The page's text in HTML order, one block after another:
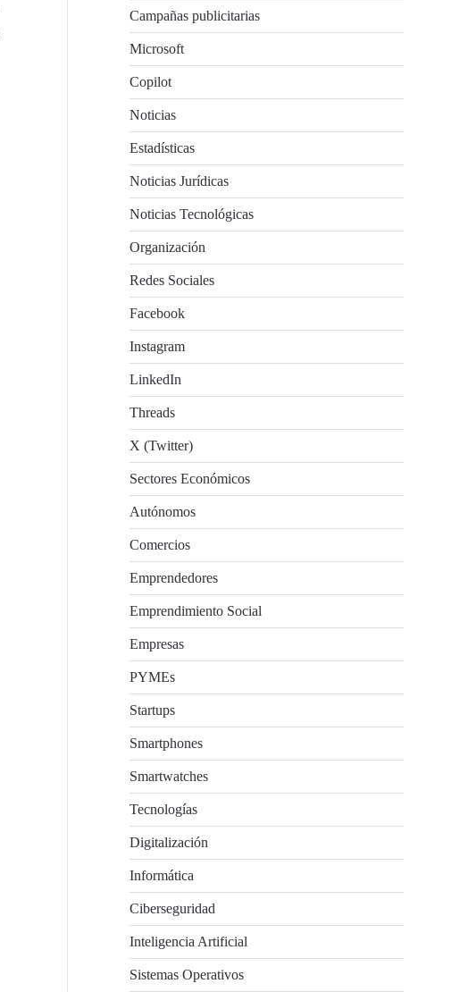
Campañas publicitarias
Microsoft
Copilot
Noticias
Estadísticas
Noticias Jurídicas
Noticias Tecnológicas
Organización
Redes Sociales
Facebook
Instagram
LinkedIn
Threads
X (Twitter)
Sectores Económicos
Autónomos
Comercios
Emprendedores
Emprendimiento Social
Empresas
PYMEs
Startups
Smartphones
Smartwatches
Tecnologías
Digitalización
Informática
Ciberseguridad
Inteligencia Artificial
Sistemas Operativos